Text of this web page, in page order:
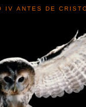
IV ANTES DE